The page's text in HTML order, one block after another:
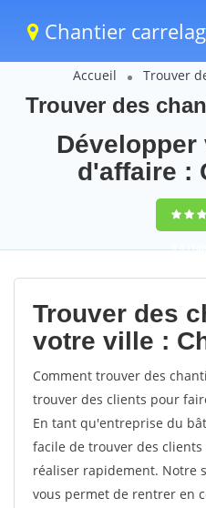
Chantier
Accueil Trouver
Trouver des
d'affaire :
9,5
Trouver des
votre ville :
Comment trouver des
trouver des clients pour
En tant qu'entreprise du
facile de trouver des
réaliser rapidement. Notre
vous permet de rentrer en